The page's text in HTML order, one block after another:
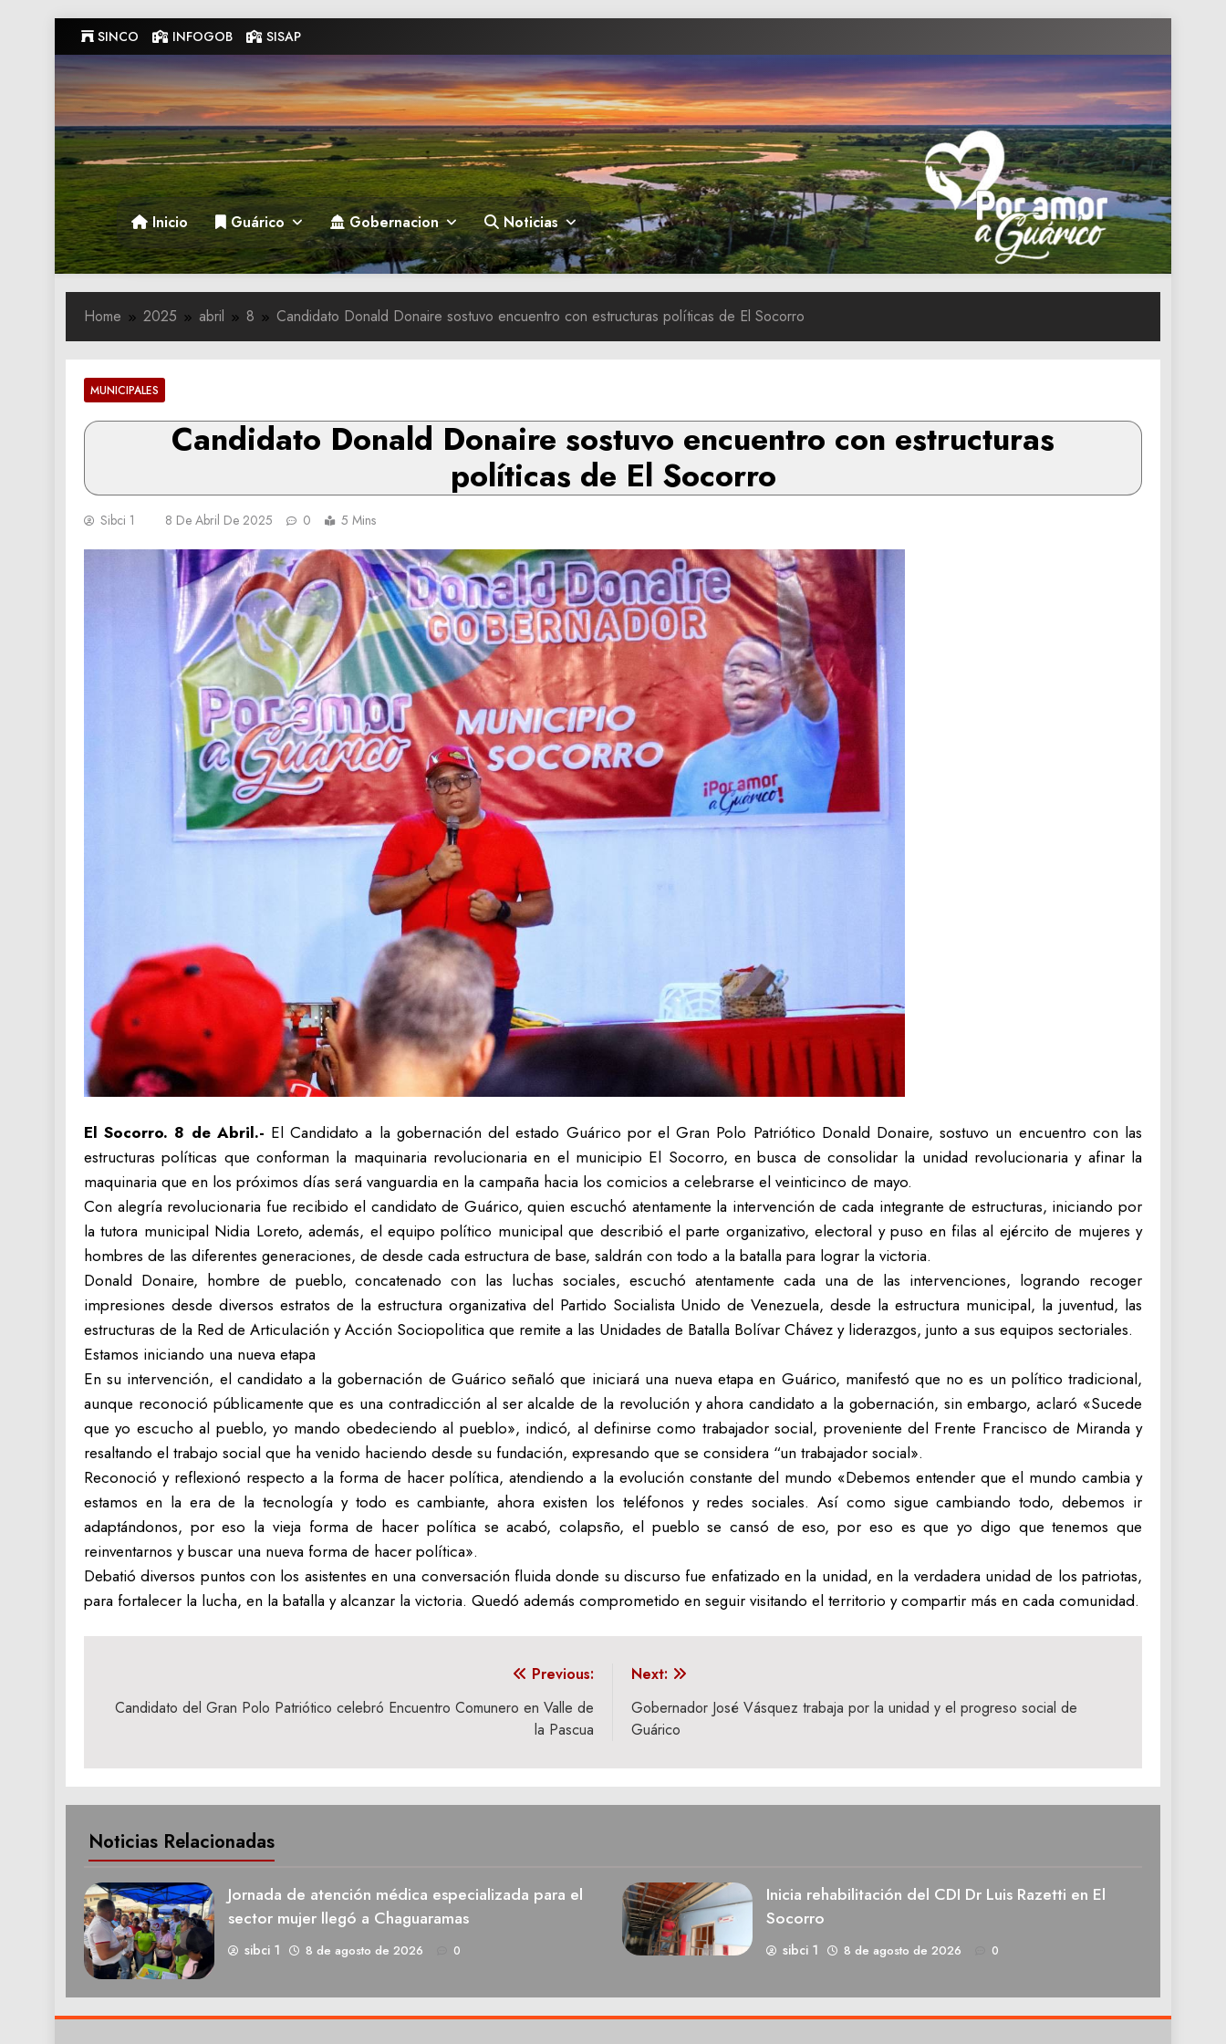
to
content
SINCO INFOGOB SISAP
Gobernacion de Guarico
Gobernacion de Guarico
Inicio Guárico Gobernacion Noticias
Home 2025 abril 8 Candidato Donald Donaire sostuvo encuentro con estructuras políticas de El Socorro
MUNICIPALES
Candidato Donald Donaire sostuvo encuentro con estructuras
políticas de El Socorro
Sibci 1 8 De Abril De 2025 0 5 Mins
El Socorro. 8 de Abril.- El Candidato a la gobernación del estado Guárico por el Gran Polo Patriótico Donald Donaire, sostuvo un encuentro con las
estructuras políticas que conforman la maquinaria revolucionaria en el municipio El Socorro, en busca de consolidar la unidad revolucionaria y afinar la
maquinaria que en los próximos días será vanguardia en la campaña hacia los comicios a celebrarse el veinticinco de mayo.
Con alegría revolucionaria fue recibido el candidato de Guárico, quien escuchó atentamente la intervención de cada integrante de estructuras, iniciando por
la tutora municipal Nidia Loreto, además, el equipo político municipal que describió el parte organizativo, electoral y puso en filas al ejército de mujeres y
hombres de las diferentes generaciones, de desde cada estructura de base, saldrán con todo a la batalla para lograr la victoria.
Donald Donaire, hombre de pueblo, concatenado con las luchas sociales, escuchó atentamente cada una de las intervenciones, logrando recoger
impresiones desde diversos estratos de la estructura organizativa del Partido Socialista Unido de Venezuela, desde la estructura municipal, la juventud, las
estructuras de la Red de Articulación y Acción Sociopolitica que remite a las Unidades de Batalla Bolívar Chávez y liderazgos, junto a sus equipos sectoriales.
Estamos iniciando una nueva etapa
En su intervención, el candidato a la gobernación de Guárico señaló que iniciará una nueva etapa en Guárico, manifestó que no es un político tradicional,
aunque reconoció públicamente que es una contradicción al ser alcalde de la revolución y ahora candidato a la gobernación, sin embargo, aclaró «Sucede
que yo escucho al pueblo, yo mando obedeciendo al pueblo», indicó, al definirse como trabajador social, proveniente del Frente Francisco de Miranda y
resaltando el trabajo social que ha venido haciendo desde su fundación, expresando que se considera “un trabajador social».
Reconoció y reflexionó respecto a la forma de hacer política, atendiendo a la evolución constante del mundo «Debemos entender que el mundo cambia y
estamos en la era de la tecnología y todo es cambiante, ahora existen los teléfonos y redes sociales. Así como sigue cambiando todo, debemos ir
adaptándonos, por eso la vieja forma de hacer política se acabó, colapsño, el pueblo se cansó de eso, por eso es que yo digo que tenemos que
reinventarnos y buscar una nueva forma de hacer política».
Debatió diversos puntos con los asistentes en una conversación fluida donde su discurso fue enfatizado en la unidad, en la verdadera unidad de los patriotas,
para fortalecer la lucha, en la batalla y alcanzar la victoria. Quedó además comprometido en seguir visitando el territorio y compartir más en cada comunidad.
de
Previous:
Candidato del Gran Polo Patriótico celebró Encuentro Comunero en Valle de
la Pascua
Next:
Gobernador José Vásquez trabaja por la unidad y el progreso social de
Guárico
Noticias Relacionadas
Jornada de atención médica especializada para el
sector mujer llegó a Chaguaramas
sibci 1 8 de agosto de 2026 0
Inicia rehabilitación del CDI Dr Luis Razetti en El
Socorro
sibci 1 8 de agosto de 2026 0